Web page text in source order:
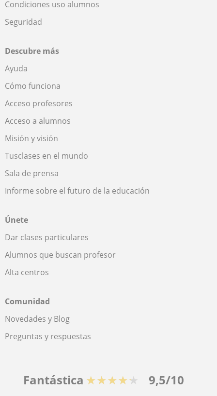
Condiciones uso alumnos
Seguridad
Descubre más
Ayuda
Cómo funciona
Acceso profesores
Acceso a alumnos
Misión y visión
Tusclases en el mundo
Sala de prensa
Informe sobre el futuro de la educación
Únete
Dar clases particulares
Alumnos que buscan profesor
Alta centros
Comunidad
Novedades y Blog
Preguntas y respuestas
Fantástica ★★★★★ 9,5/10